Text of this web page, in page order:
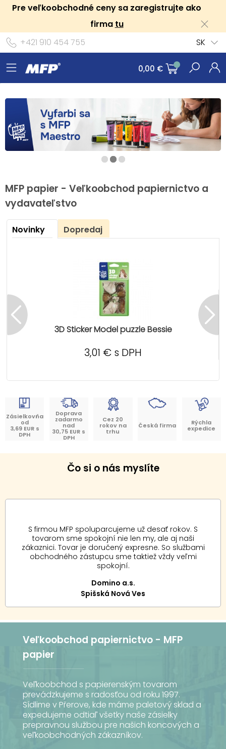
Pre veľkoobchodné ceny sa zaregistrujte ako
firma tu
+421 910 454 755
SK
0,00 €
MFP papier - Veľkoobchod papiernictvo a
vydavateľstvo
Novinky Dopredaj
3D Sticker Model puzzle Bessie
3,01 € s DPH
Zásielkovňa
od
3,69 EUR s
DPH
Doprava
zadarmo
nad
30,75 EUR s
DPH
Cez 20
rokov na
trhu
Česká firma Rýchla
expedice
Čo si o nás myslíte
S firmou MFP spoluparcujeme už desať rokov. S
tovarom sme spokojní nie len my, ale aj naši
zákaznici. Tovar je doručený expresne. So službami
obchodného zástupcu sme taktiež vždy veľmi
spokojní.
Domino a.s.
Spišská Nová Ves
Veľkoobchod papiernictvo - MFP
papier
Veľkoobchod s papierenským tovarom
prevádzkujeme s radosťou od roku 1997.
Sídlime v Přerove, kde máme paletový sklad a
expedujeme odtiaľ všetky naše zásielky
prepravnou službou pre našich koncových a
veľkoobchodných zákazníkov.